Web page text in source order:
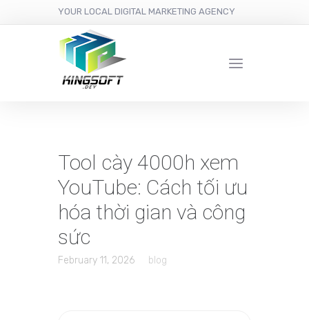
YOUR LOCAL DIGITAL MARKETING AGENCY
Tool cày 4000h xem
YouTube: Cách tối ưu
hóa thời gian và công
sức
February 11, 2026 blog